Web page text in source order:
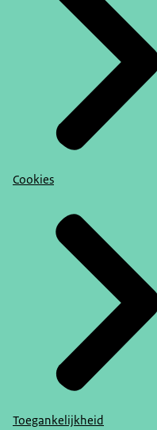
Cookies
Toegankelijkheid